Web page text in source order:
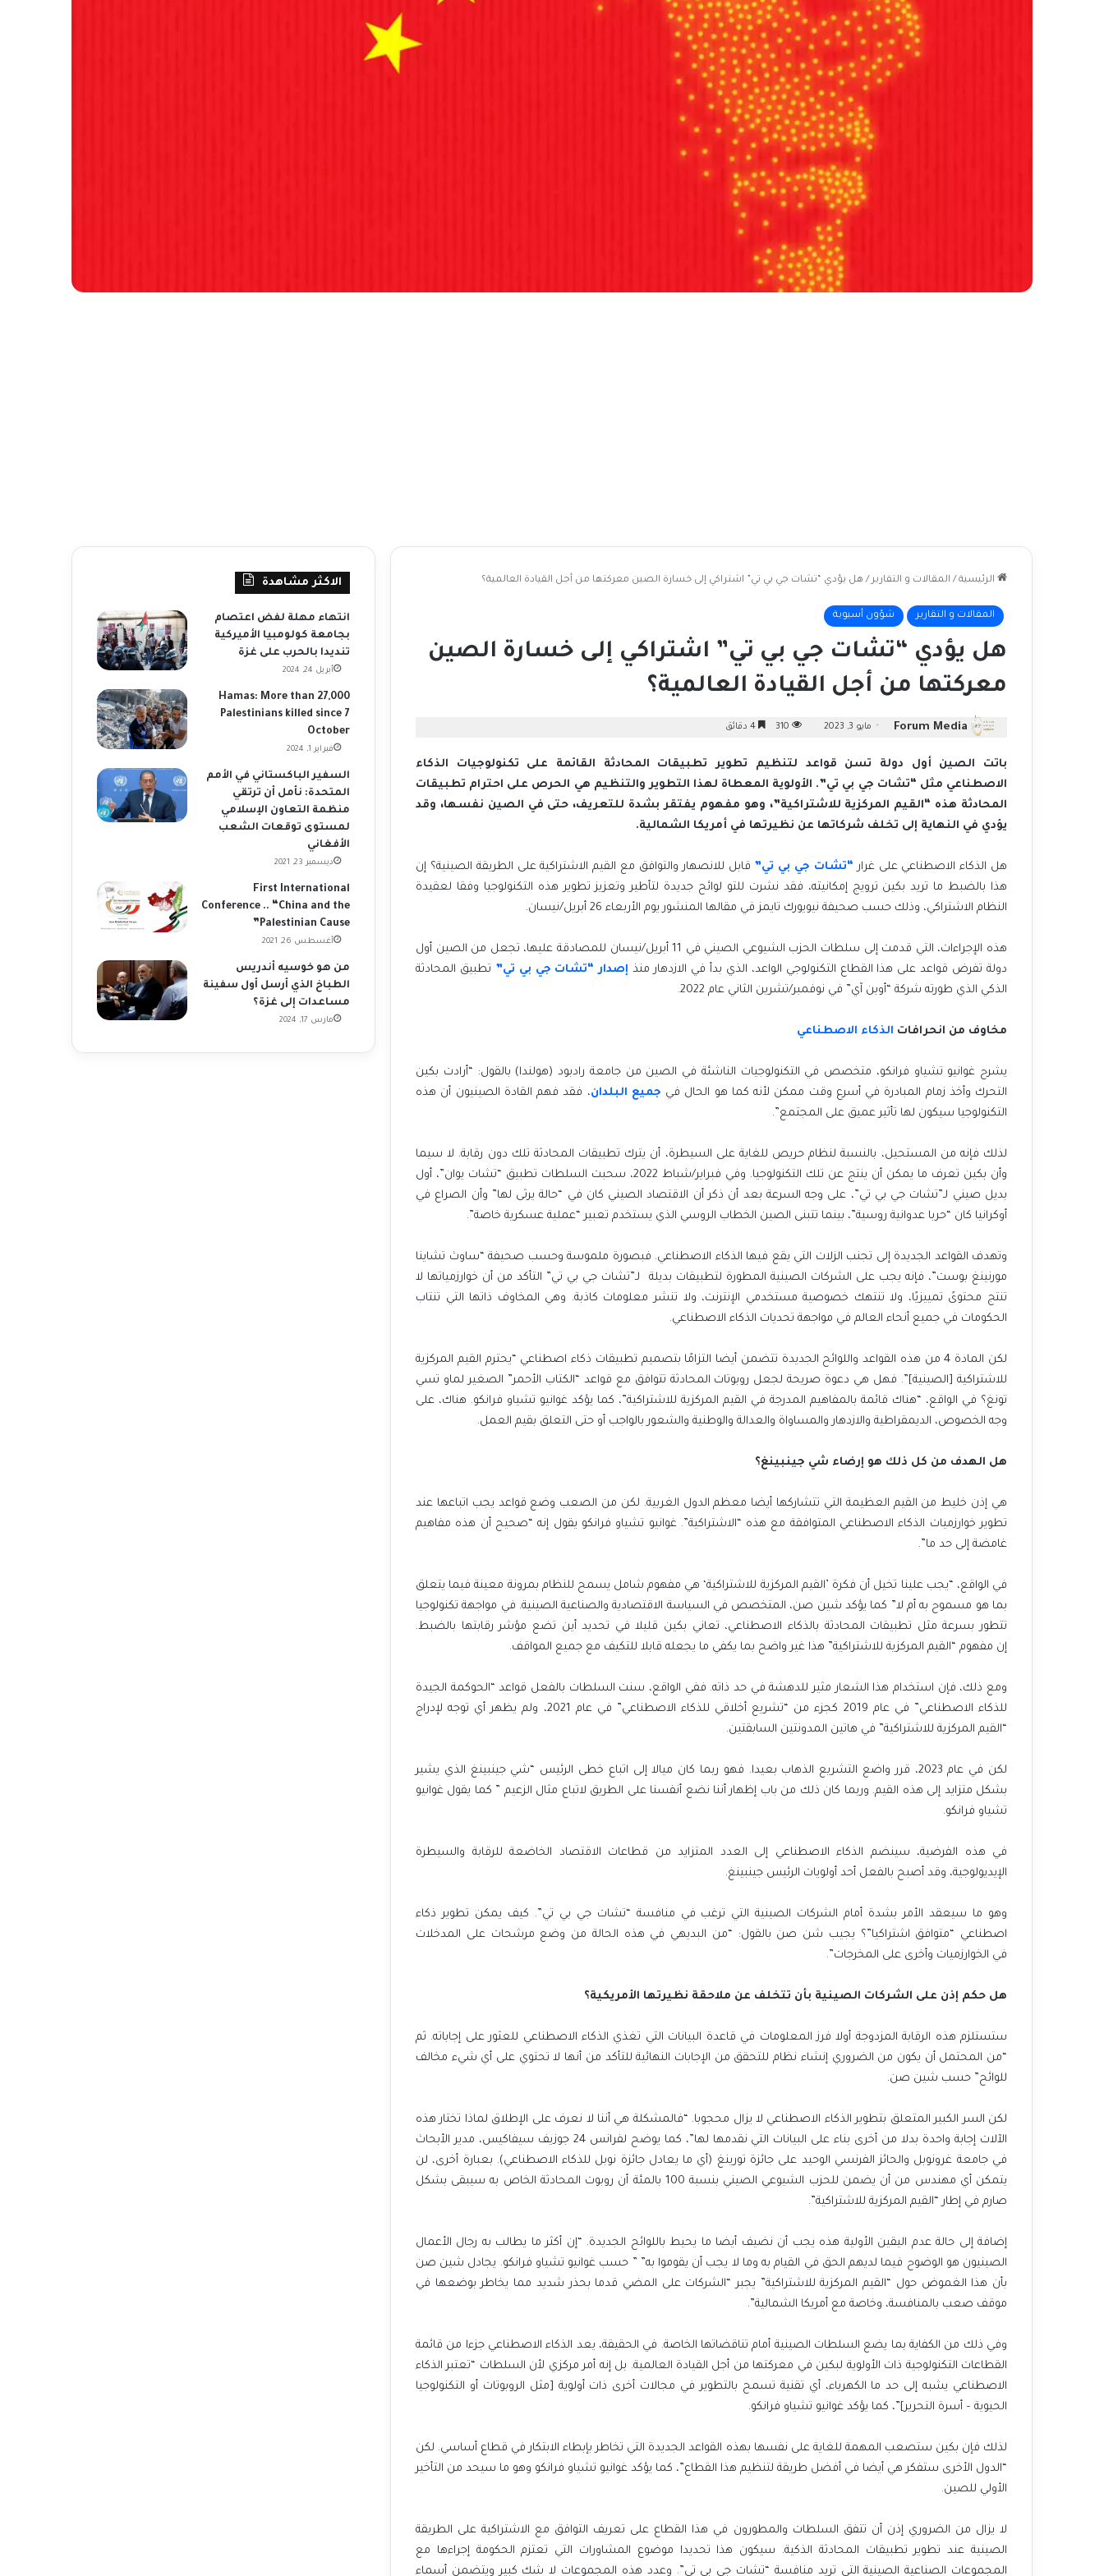
الرئيسية / المقالات و التقارير / هل يؤدي “تشات جي بي تي” اشتراكي إلى خسارة الصين معركتها من أجل القيادة العالمية؟
المقالات و التقارير شؤون أسيوية
هل يؤدي “تشات جي بي تي” اشتراكي إلى خسارة الصين
معركتها من أجل القيادة العالمية؟
Forum Media مايو 3, 2023
باتت الصين أول دولة تسن قواعد لتنظيم تطوير تطبيقات المحادثة القائمة على تكنولوجيات الذكاء
الاصطناعي مثل “تشات جي بي تي”. الأولوية المعطاة لهذا التطوير والتنظيم هي الحرص على احترام تطبيقات
المحادثة هذه “القيم المركزية للاشتراكية”، وهو مفهوم يفتقر بشدة للتعريف، حتى في الصين نفسها، وقد
يؤدي في النهاية إلى تخلف شركاتها عن نظيرتها في أمريكا الشمالية.
هل الذكاء الاصطناعي على غرار “تشات جي بي تي” قابل للانصهار والتوافق مع القيم الاشتراكية على الطريقة الصينية؟ إن
هذا بالضبط ما تريد بكين ترويج إمكانيته، فقد نشرت للتو لوائح جديدة لتأطير وتعزيز تطوير هذه التكنولوجيا وفقا لعقيدة
النظام الاشتراكي، وذلك حسب صحيفة نيويورك تايمز في مقالها المنشور يوم الأربعاء 26 أبريل/نيسان.
هذه الإجراءات، التي قدمت إلى سلطات الحزب الشيوعي الصيني في 11 أبريل/نيسان للمصادقة عليها، تجعل من الصين أول
دولة تفرض قواعد على هذا القطاع التكنولوجي الواعد، الذي بدأ في الازدهار منذ إصدار “تشات جي بي تي” تطبيق المحادثة
الذكي الذي طورته شركة “أوبن آي” في نوفمبر/تشرين الثاني عام 2022.
مخاوف من انحرافات الذكاء الاصطناعي
يشرح غوانيو تشياو فرانكو، متخصص في التكنولوجيات الناشئة في الصين من جامعة رادبود (هولندا) بالقول: “أرادت بكين
التحرك وأخذ زمام المبادرة في أسرع وقت ممكن لأنه كما هو الحال في جميع البلدان، فقد فهم القادة الصينيون أن هذه
التكنولوجيا سيكون لها تأثير عميق على المجتمع”.
لذلك فإنه من المستحيل، بالنسبة لنظام حريص للغاية على السيطرة، أن يترك تطبيقات المحادثة تلك دون رقابة. لا سيما
وأن بكين تعرف ما يمكن أن ينتج عن تلك التكنولوجيا. وفي فبراير/شباط 2022، سحبت السلطات تطبيق “تشات يوان”، أول
بديل صيني لـ”تشات جي بي تي”، على وجه السرعة بعد أن ذكر أن الاقتصاد الصيني كان في “حالة يرثى لها” وأن الصراع في
أوكرانيا كان “حربا عدوانية روسية”، بينما تتبنى الصين الخطاب الروسي الذي يستخدم تعبير “عملية عسكرية خاصة”.
وتهدف القواعد الجديدة إلى تجنب الزلات التي يقع فيها الذكاء الاصطناعي. فبصورة ملموسة وحسب صحيفة “ساوث تشاينا
مورنينغ بوست”، فإنه يجب على الشركات الصينية المطورة لتطبيقات بديلة لـ”تشات جي بي تي” التأكد من أن خوارزمياتها لا
تنتج محتوىً تمييزيًا، ولا تنتهك خصوصية مستخدمي الإنترنت، ولا تنشر معلومات كاذبة. وهي المخاوف ذاتها التي تنتاب
الحكومات في جميع أنحاء العالم في مواجهة تحديات الذكاء الاصطناعي.
لكن المادة 4 من هذه القواعد واللوائح الجديدة تتضمن أيضا التزامًا بتصميم تطبيقات ذكاء اصطناعي “يحترم القيم المركزية
للاشتراكية [الصينية]”. فهل هي دعوة صريحة لجعل روبوتات المحادثة تتوافق مع قواعد “الكتاب الأحمر” الصغير لماو تسي
تونغ؟ في الواقع، “هناك قائمة بالمفاهيم المدرجة في القيم المركزية للاشتراكية”، كما يؤكد غوانيو تشياو فرانكو. هناك، على
وجه الخصوص، الديمقراطية والازدهار والمساواة والعدالة والوطنية والشعور بالواجب أو حتى التعلق بقيم العمل.
هل الهدف من كل ذلك هو إرضاء شي جينبينغ؟
هي إذن خليط من القيم العظيمة التي تتشاركها أيضا معظم الدول الغربية. لكن من الصعب وضع قواعد يجب اتباعها عند
تطوير خوارزميات الذكاء الاصطناعي المتوافقة مع هذه “الاشتراكية”. غوانيو تشياو فرانكو يقول إنه “صحيح أن هذه مفاهيم
غامضة إلى حد ما”.
في الواقع، “يجب علينا تخيل أن فكرة ’القيم المركزية للاشتراكية‘ هي مفهوم شامل يسمح للنظام بمرونة معينة فيما يتعلق
بما هو مسموح به أم لا” كما يؤكد شين صن، المتخصص في السياسة الاقتصادية والصناعية الصينية. في مواجهة تكنولوجيا
تتطور بسرعة مثل تطبيقات المحادثة بالذكاء الاصطناعي، تعاني بكين قليلا في تحديد أين تضع مؤشر رقابتها بالضبط.
إن مفهوم “القيم المركزية للاشتراكية” هذا غير واضح بما يكفي ما يجعله قابلا للتكيف مع جميع المواقف.
ومع ذلك، فإن استخدام هذا الشعار مثير للدهشة في حد ذاته. ففي الواقع، سنت السلطات بالفعل قواعد “الحوكمة الجيدة
للذكاء الاصطناعي” في عام 2019 كجزء من “تشريع أخلاقي للذكاء الاصطناعي” في عام 2021، ولم يظهر أي توجه لإدراج
“القيم المركزية للاشتراكية” في هاتين المدونتين السابقتين.
لكن في عام 2023، قرر واضع التشريع الذهاب بعيدا. فهو ربما كان ميالا إلى اتباع خطى الرئيس “شي جينبينغ الذي يشير
بشكل متزايد إلى هذه القيم. وربما كان ذلك من باب إظهار أننا نضع أنفسنا على الطريق لاتباع مثال الزعيم ” كما يقول غوانيو
تشياو فرانكو.
في هذه الفرضية، سينضم الذكاء الاصطناعي إلى العدد المتزايد من قطاعات الاقتصاد الخاضعة للرقابة والسيطرة
الإيديولوجية، وقد أصبح بالفعل أحد أولويات الرئيس جينبينغ.
وهو ما سيعقد الأمر بشدة أمام الشركات الصينية التي ترغب في منافسة “تشات جي بي تي”. كيف يمكن تطوير ذكاء
اصطناعي “متوافق اشتراكيا”؟ يجيب شن صن بالقول: “من البديهي في هذه الحالة من وضع مرشحات على المدخلات
في الخوارزميات وأخرى على المخرجات”.
هل حكم إذن على الشركات الصينية بأن تتخلف عن ملاحقة نظيرتها الأمريكية؟
ستستلزم هذه الرقابة المزدوجة أولا فرز المعلومات في قاعدة البيانات التي تغذي الذكاء الاصطناعي للعثور على إجاباته. ثم
“من المحتمل أن يكون من الضروري إنشاء نظام للتحقق من الإجابات النهائية للتأكد من أنها لا تحتوي على أي شيء مخالف
للوائح” حسب شين صن.
لكن السر الكبير المتعلق بتطوير الذكاء الاصطناعي لا يزال محجوبا. “فالمشكلة هي أننا لا نعرف على الإطلاق لماذا تختار هذه
الآلات إجابة واحدة بدلا من أخرى بناء على البيانات التي نقدمها لها”، كما يوضح لفرانس 24 جوزيف سيفاكيس، مدير الأبحاث
في جامعة غرونوبل والحائز الفرنسي الوحيد على جائزة تورينغ (أي ما يعادل جائزة نوبل للذكاء الاصطناعي). بعبارة أخرى، لن
يتمكن أي مهندس من أن يضمن للحزب الشيوعي الصيني بنسبة 100 بالمئة أن روبوت المحادثة الخاص به سيبقى بشكل
صارم في إطار “القيم المركزية للاشتراكية”.
إضافة إلى حالة عدم اليقين الأولية هذه يجب أن نضيف أيضا ما يحيط باللوائح الجديدة. “إن أكثر ما يطالب به رجال الأعمال
الصينيون هو الوضوح فيما لديهم الحق في القيام به وما لا يجب أن يقوموا به” ” حسب غوانيو تشياو فرانكو. يجادل شين صن
بأن هذا الغموض حول “القيم المركزية للاشتراكية” يجبر “الشركات على المضي قدما بحذر شديد مما يخاطر بوضعها في
موقف صعب بالمنافسة، وخاصة مع أمريكا الشمالية”.
وفي ذلك من الكفاية بما يضع السلطات الصينية أمام تناقضاتها الخاصة. في الحقيقة، يعد الذكاء الاصطناعي جزءا من قائمة
القطاعات التكنولوجية ذات الأولوية لبكين في معركتها من أجل القيادة العالمية. بل إنه أمر مركزي لأن السلطات “تعتبر الذكاء
الاصطناعي يشبه إلى حد ما الكهرباء، أي تقنية تسمح بالتطوير في مجالات أخرى ذات أولوية [مثل الروبوتات أو التكنولوجيا
الحيوية – أسرة التحرير]”، كما يؤكد غوانيو تشياو فرانكو.
لذلك فإن بكين ستصعب المهمة للغاية على نفسها بهذه القواعد الجديدة التي تخاطر بإبطاء الابتكار في قطاع أساسي. لكن
“الدول الأخرى ستفكر هي أيضا في أفضل طريقة لتنظيم هذا القطاع”، كما يؤكد غوانيو تشياو فرانكو وهو ما سيحد من التأخير
الأولي للصين.
لا يزال من الضروري إذن أن تتفق السلطات والمطورون في هذا القطاع على تعريف التوافق مع الاشتراكية على الطريقة
الصينية عند تطوير تطبيقات المحادثة الذكية. سيكون هذا تحديدا موضوع المشاورات التي تعتزم الحكومة إجراءها مع
المجموعات الصناعية الصينية التي تريد منافسة “تشات جي بي تي”. وعدد هذه المجموعات لا شك كبير ويتضمن أسماء
الاكثر مشاهدة
انتهاء مهلة لفض اعتصام
بجامعة كولومبيا الأميركية
تنديدا بالحرب على غزة
أبريل 24, 2024
Hamas: More than 27,000
Palestinians killed since 7
October
فبراير 1, 2024
السفير الباكستاني في الأمم
المتحدة: نأمل أن ترتقي
منظمة التعاون الإسلامي
لمستوى توقعات الشعب
الأفغاني
ديسمبر 23, 2021
First International
Conference .. “China and the
Palestinian Cause”
أغسطس 26, 2021
من هو خوسيه أندريس
الطباخ الذي أرسل أول سفينة
مساعدات إلى غزة؟
مارس 17, 2024